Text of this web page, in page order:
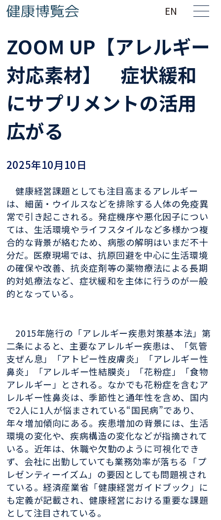
EN
ZOOM UP【アレルギー
対応素材】 症状緩和
にサプリメントの活用
広がる
2025年10月10日
健康経営課題としても注目高まるアレルギー
は、細菌・ウイルスなどを排除する人体の免疫異
常で引き起こされる。発症機序や悪化因子につい
ては、生活環境やライフスタイルなど多様かつ複
合的な背景が絡むため、病態の解明はいまだ不十
分だ。医療現場では、抗原回避を中心に生活環境
の確保や改善、抗炎症剤等の薬物療法による長期
的対処療法など、症状緩和を主体に行うのが一般
的となっている。
2015年施行の「アレルギー疾患対策基本法」第
二条によると、主要なアレルギー疾患は、「気管
支ぜん息」「アトピー性皮膚炎」「アレルギー性
鼻炎」「アレルギー性結膜炎」「花粉症」「食物
アレルギー」とされる。なかでも花粉症を含むア
レルギー性鼻炎は、季節性と通年性を含め、国内
で2人に1人が悩まされている“国民病”であり、
年々増加傾向にある。疾患増加の背景には、生活
環境の変化や、疾病構造の変化などが指摘されて
いる。近年は、休職や欠勤のように可視化でき
ず、会社に出勤していても業務効率が落ちる「プ
レゼンティーイズム」の要因としても問題視され
ている。経済産業省「健康経営ガイドブック」に
も定義が記載され、健康経営における重要な課題
として注目されている。